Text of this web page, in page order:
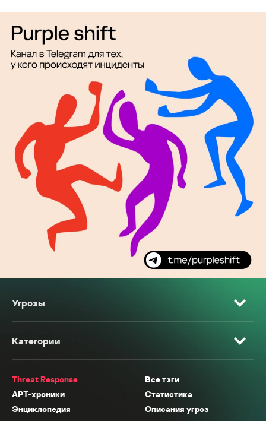
Угрозы
Категории
Threat Response
Все тэги
APT-хроники
Статистика
Энциклопедия
Описания угроз